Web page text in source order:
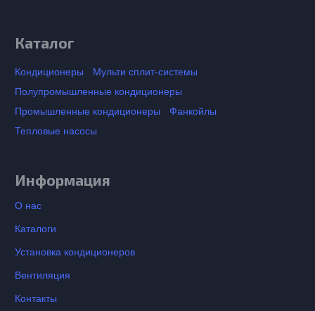
Каталог
Кондиционеры
Мульти сплит-системы
Полупромышленные кондиционеры
Промышленные кондиционеры
Фанкойлы
Тепловые насосы
Информация
О нас
Каталоги
Установка кондиционеров
Вентиляция
Контакты